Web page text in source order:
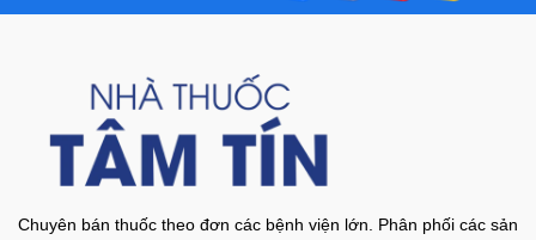
Chuyên bán thuốc theo đơn các bệnh viện lớn. Phân phối các sản